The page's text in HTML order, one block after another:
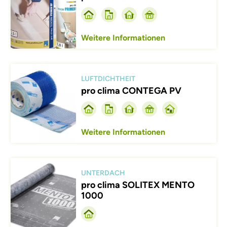
Weitere Informationen
Afbeelding
LUFTDICHTHEIT
pro clima CONTEGA PV
Weitere Informationen
Afbeelding
UNTERDACH
pro clima SOLITEX MENTO
1000